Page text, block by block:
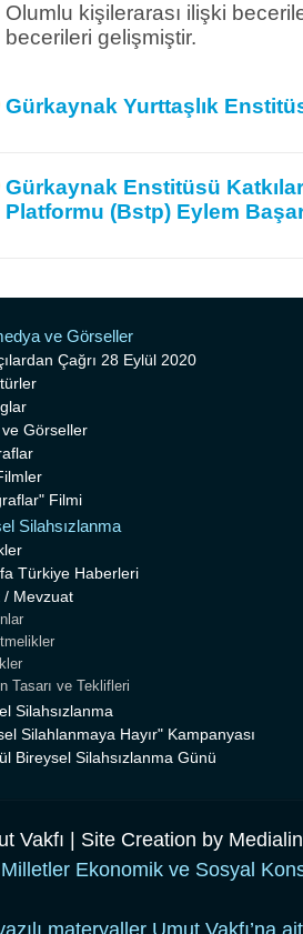
Olumlu kişilerarası ilişki
becerileri gelişmiştir.
Gürkaynak Yurttaşlık
Gürkaynak Enstitüsü
Platformu (Bstp) Eylem
ve Görseller
Çağrı 28 Eylül 2020
Görseller
Filmi
Silahsızlanma
Türkiye Haberleri
/ Mevzuat
Tasarı ve Teklifleri
Silahsızlanma
Silahlanmaya Hayır" Kampanyası
Bireysel Silahsızlanma Günü
Vakfı | Site Creation by
Ekonomik ve Sosyal